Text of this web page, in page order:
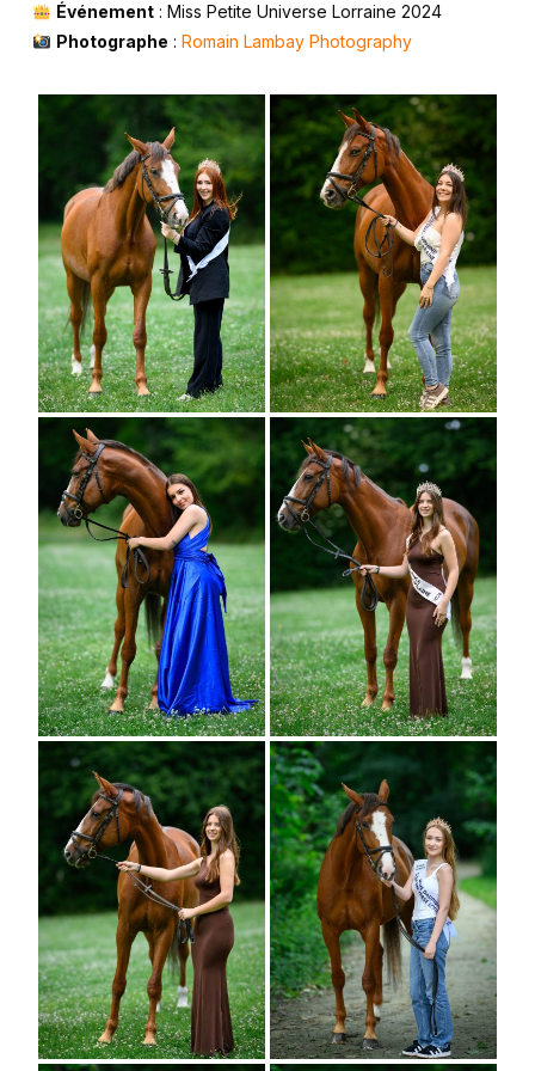
Événement: Miss Petite Universe Lorraine 2024
Photographe : Romain Lambay Photography